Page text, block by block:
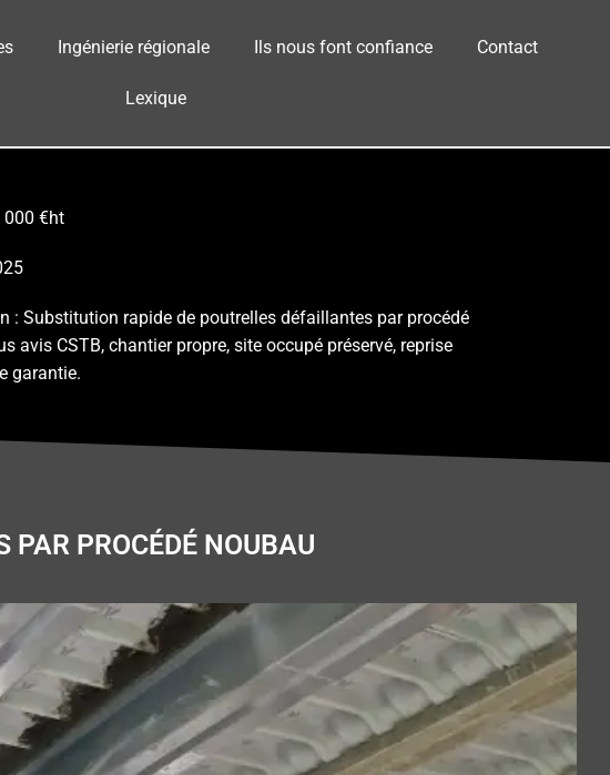
Ingénierie régionale Ils nous font confiance Contact
Lexique
000 €ht
: Substitution rapide de poutrelles défaillantes par procédé
avis CSTB, chantier propre, site occupé préservé, reprise
garantie.
PAR PROCÉDÉ NOUBAU